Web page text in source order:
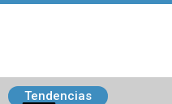
Tendencias